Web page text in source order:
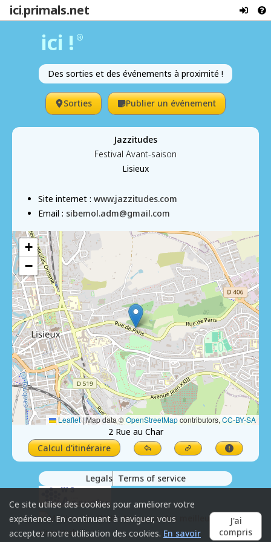
ici.primals.net
ici ! ®
Des sorties et des événements à proximité !
Sorties Publier un événement
Jazzitudes
Festival Avant-saison
Lisieux
Site internet : www.jazzitudes.com
Email : sibemol.adm@gmail.com
+
−
Leaflet|Map data ©OpenStreetMapcontributors,CC-BY-SA
2 Rue au Char
Calcul d'itinéraire
Legals Terms of service
Ce site utilise des cookies pour améliorer votre
expérience. En continuant à naviguer, vous
acceptez notre utilisation des cookies. En savoir
J'ai
compris